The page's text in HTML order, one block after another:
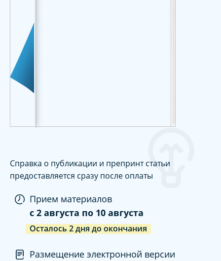
Справка о публикации и препринт статьи
предоставляется сразу после оплаты
Прием материалов
c 2 августа по 10 августа
Осталось 2дня до окончания
Размещение электронной версии